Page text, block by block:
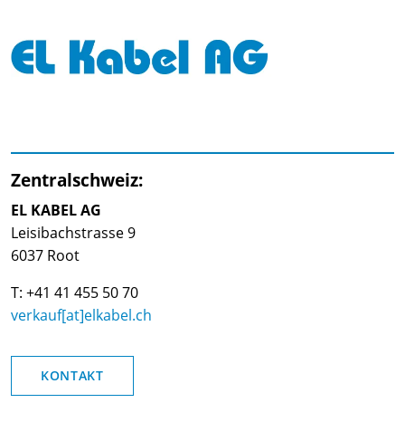
Zentralschweiz:
EL KABEL AG
Leisibachstrasse 9
6037 Root
T: +41 41 455 50 70
verkauf[at]elkabel.ch
KONTAKT